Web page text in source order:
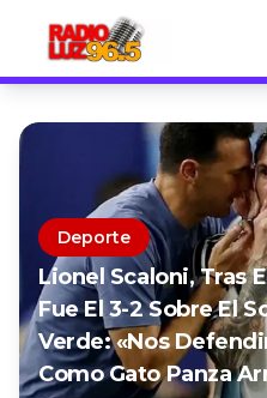
Deporte
Lionel Scaloni, Tras
Fue El 3-2 Sobre El
Verde: «Nos
Como Gato Panza